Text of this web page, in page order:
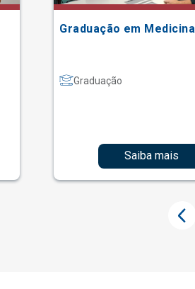
Graduação em Medicina
Graduação
Saiba mais